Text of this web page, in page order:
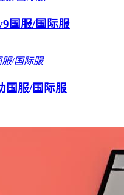
国服/国际服
国服/国际服